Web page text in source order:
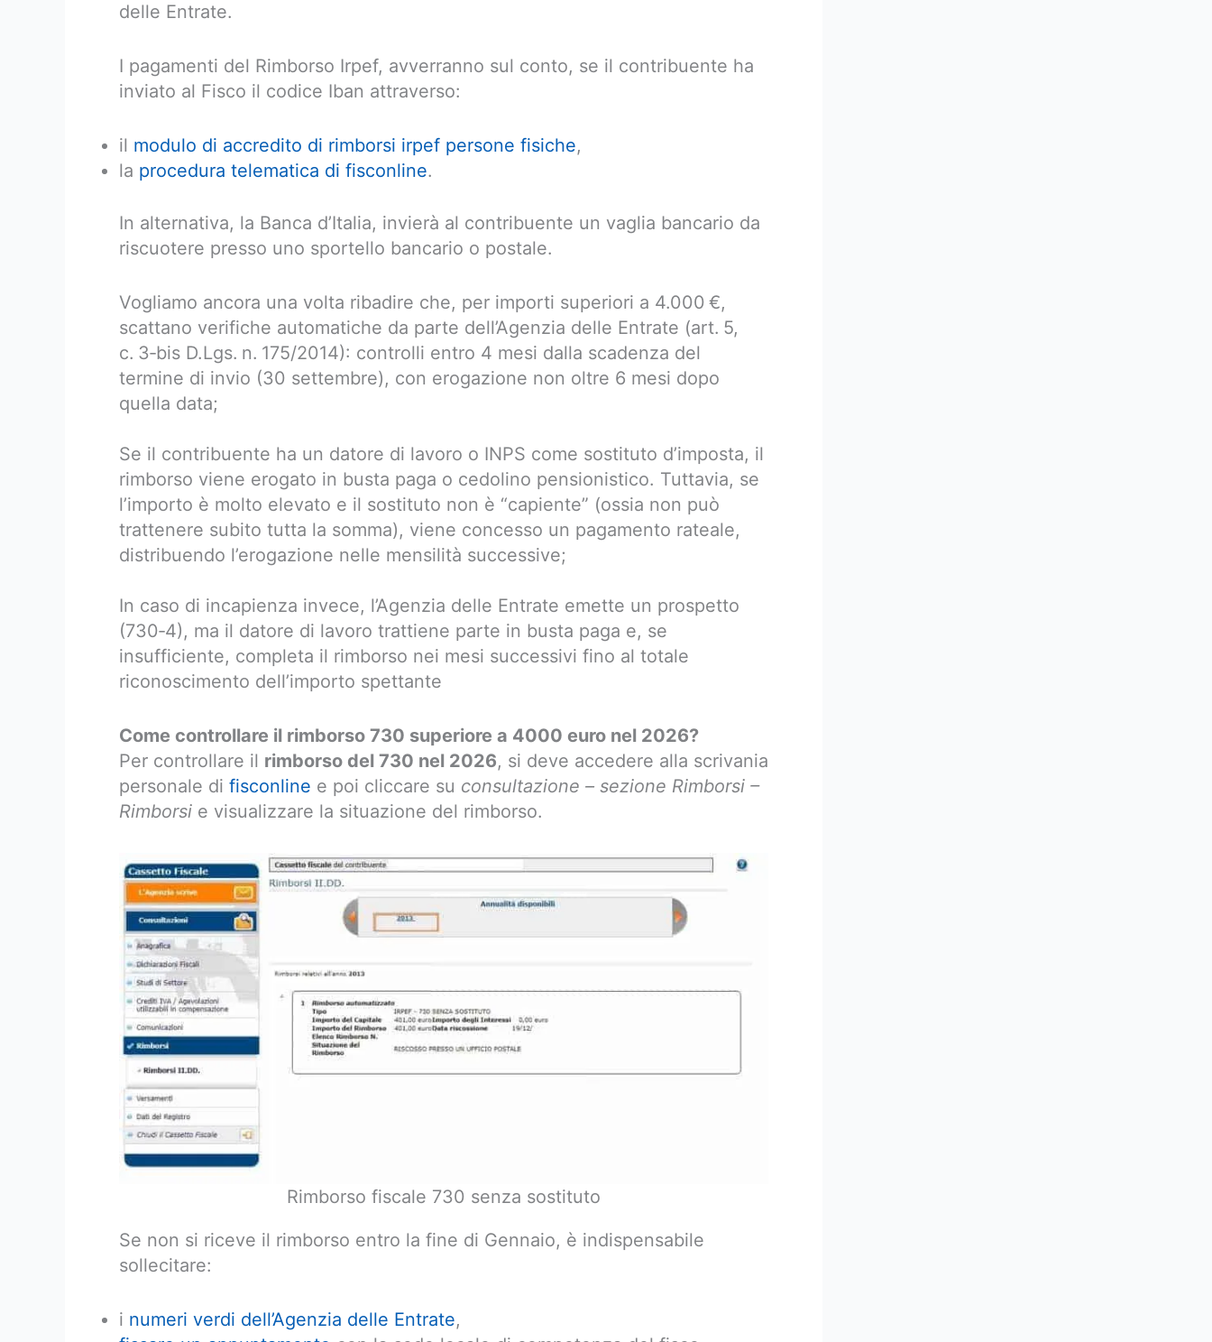
delle Entrate.
I pagamenti del Rimborso Irpef, avverranno sul conto, se il contribuente ha
inviato al Fisco il codice Iban attraverso:
il modulo di accredito di rimborsi irpef persone fisiche,
la procedura telematica di fisconline.
In alternativa, la Banca d’Italia, invierà al contribuente un vaglia bancario da
riscuotere presso uno sportello bancario o postale.
Vogliamo ancora una volta ribadire che, per importi superiori a 4.000 €,
scattano verifiche automatiche da parte dell’Agenzia delle Entrate (art. 5,
c. 3‑bis D.Lgs. n. 175/2014): controlli entro 4 mesi dalla scadenza del
termine di invio (30 settembre), con erogazione non oltre 6 mesi dopo
quella data;
Se il contribuente ha un datore di lavoro o INPS come sostituto d’imposta, il
rimborso viene erogato in busta paga o cedolino pensionistico. Tuttavia, se
l’importo è molto elevato e il sostituto non è “capiente” (ossia non può
trattenere subito tutta la somma), viene concesso un pagamento rateale,
distribuendo l’erogazione nelle mensilità successive;
In caso di incapienza invece, l’Agenzia delle Entrate emette un prospetto
(730‑4), ma il datore di lavoro trattiene parte in busta paga e, se
insufficiente, completa il rimborso nei mesi successivi fino al totale
riconoscimento dell’importo spettante
Come controllare il rimborso 730 superiore a 4000 euro nel 2026?
Per controllare il rimborso del 730 nel 2026, si deve accedere alla scrivania
personale di fisconline e poi cliccare su consultazione – sezione Rimborsi –
Rimborsi e visualizzare la situazione del rimborso.
Rimborso fiscale 730 senza sostituto
Se non si riceve il rimborso entro la fine di Gennaio, è indispensabile
sollecitare:
i numeri verdi dell’Agenzia delle Entrate,